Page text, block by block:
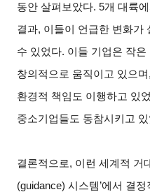
동안 살펴보았다. 5개 대륙
결과, 이들이 언급한 변화가
수 있었다. 이들 기업은 작
창의적으로 움직이고 있으
환경적 책임도 이행하고 있
중소기업들도 동참시키고
결론적으로, 이런 세계적 거
(guidance) 시스템’에서 결